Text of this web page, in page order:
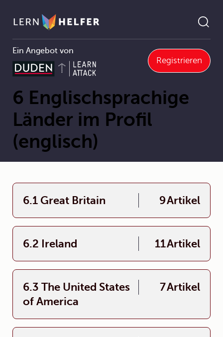
Ein Angebot von
Registrieren
Pfadnavigation
6 Englischsprachige Länder im Profil (englisch)
6 Englischsprachige
Länder im Profil
(englisch)
6.1 Great Britain 9Artikel
6.2 Ireland 11Artikel
6.3 The United States
of America
7Artikel